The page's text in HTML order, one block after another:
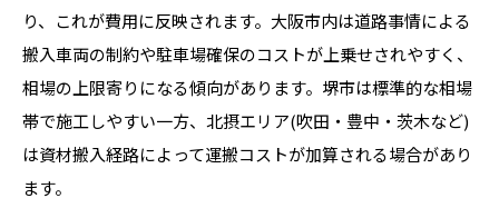
り、これが費用に反映されます。大阪市内は道路事情による
搬入車両の制約や駐車場確保のコストが上乗せされやすく、
相場の上限寄りになる傾向があります。堺市は標準的な相場
帯で施工しやすい一方、北摂エリア(吹田・豊中・茨木など)
は資材搬入経路によって運搬コストが加算される場合があり
ます。